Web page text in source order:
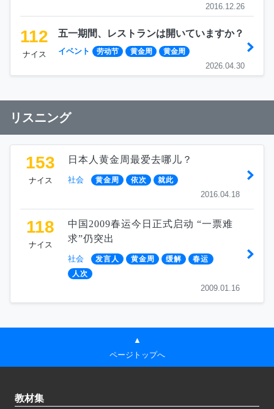
2016.12.26
112
ナイス
五一期間、レストランは開いていますか？
イベント 劳动节 黄金周 黄金周
2026.04.30
リスニング
153
ナイス
日本人黄金周最爱去哪儿？
社会 黄金周 依次 就此
2016.04.18
118
ナイス
中国2009春运今日正式启动 “一票难
求”仍突出
社会 发言人 黄金周 缓解
春运
人次
2009.01.16
▲
ページトップへ
教材集